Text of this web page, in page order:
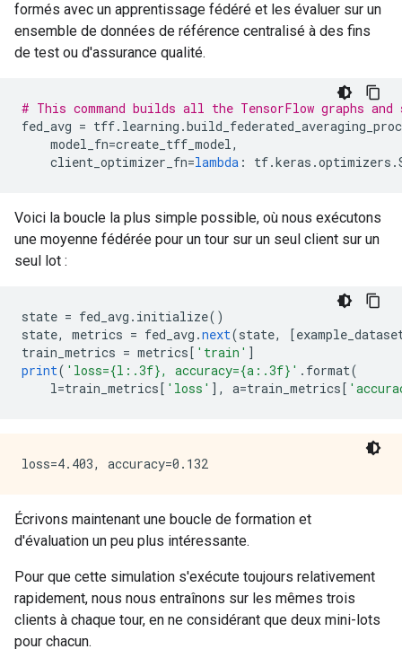
formés avec un apprentissage fédéré et les évaluer sur un
ensemble de données de référence centralisé à des fins
de test ou d'assurance qualité.
# This command builds all the TensorFlow graphs
fed_avg = tff. learning .
model_fn=create_tff_model,
client_optimizer_fn=lambda : tf.keras .optimizers .
Voici la boucle la plus simple possible, où nous exécutons
une moyenne fédérée pour un tour sur un seul client sur un
seul lot :
state = fed_avg . initialize()
state, metrics = fed_avg .next(state, [
train_metrics = metrics[ 'train' ]
print( 'loss={l:.3f}, accuracy={a:.3f}' . format(
l=train_metrics[ 'loss' ], a=train_metrics[
Écrivons maintenant une boucle de formation et
d'évaluation un peu plus intéressante.
Pour que cette simulation s'exécute toujours relativement
rapidement, nous nous entraînons sur les mêmes trois
clients à chaque tour, en ne considérant que deux mini-lots
pour chacun.